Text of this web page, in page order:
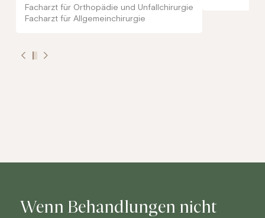
Facharzt für Orthopädie und Unfallchirurgie
Facharzt für Allgemeinchirurgie
01
Wenn Behandlungen nicht